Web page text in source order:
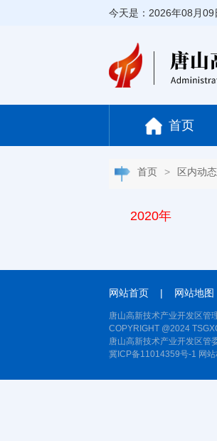
今天是：2026年08月09
首页
首页 > 区内动态
2020年
网站首页 | 网站地图
唐山高新技术产业开发区管
COPYRIGHT @2024
唐山高新技术产业开发区管
冀ICP备11014359号-1 网